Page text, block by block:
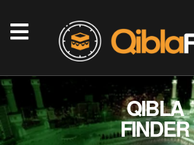
QIBLA
FINDER